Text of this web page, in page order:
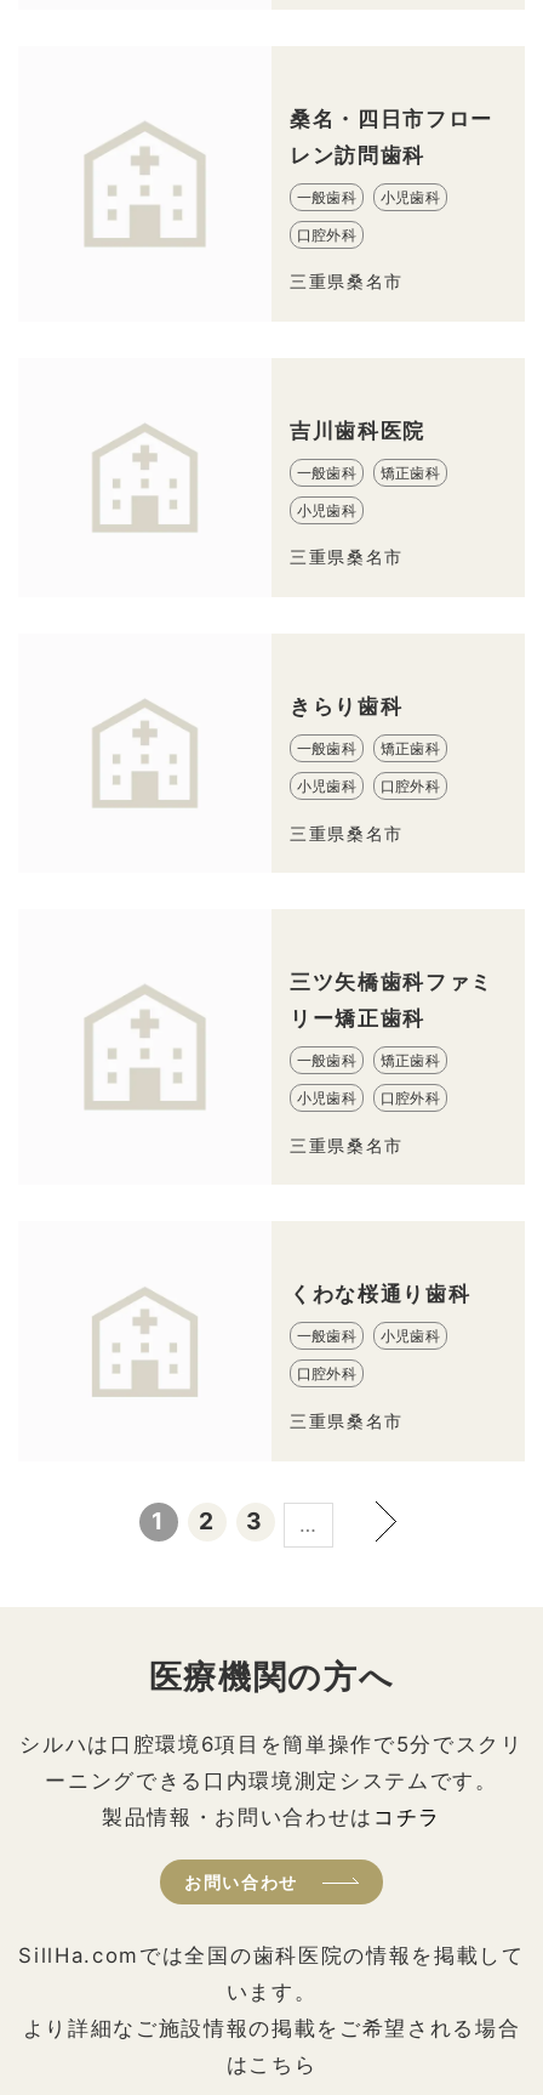
桑名・四日市フロー
レン訪問歯科
一般歯科 小児歯科
口腔外科
三重県桑名市
吉川歯科医院
一般歯科 矯正歯科
小児歯科
三重県桑名市
きらり歯科
一般歯科 矯正歯科
小児歯科 口腔外科
三重県桑名市
三ツ矢橋歯科ファミ
リー矯正歯科
一般歯科 矯正歯科
小児歯科 口腔外科
三重県桑名市
くわな桜通り歯科
一般歯科 小児歯科
口腔外科
三重県桑名市
1 2 3 …
医療機関の方へ
シルハは口腔環境6項目を簡単操作で5分でスクリ
ーニングできる口内環境測定システムです。
製品情報・お問い合わせは コチラ
お問い合わせ
SillHa.comでは全国の歯科医院の情報を掲載して
います。
より詳細なご施設情報の掲載をご希望される場合
はこちら